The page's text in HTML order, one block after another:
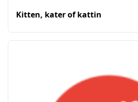
Kitten, kater of kattin